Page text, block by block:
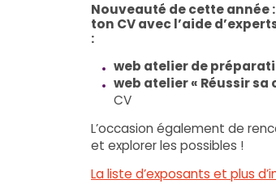
Nouveauté de cette
ton CV avec l’aide
:
web atelier de
web atelier « Réussir
CV
L’occasion également de
et explorer les possibles !
La liste d’exposants et plus